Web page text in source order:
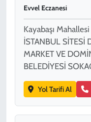
Evvel Eczanesi
Kayabaşı
İSTANBUL SİTESİ
MARKET VE
BELEDİYESİ
Yol Tarifi Al